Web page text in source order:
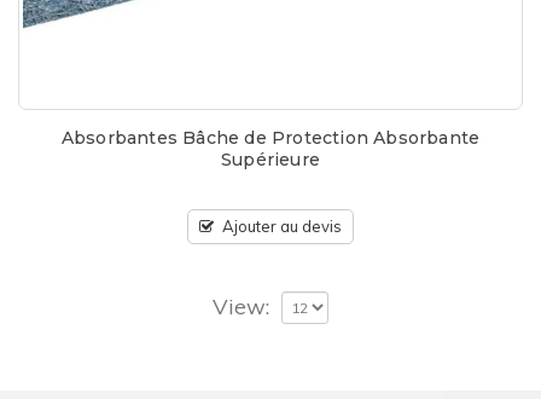
Absorbantes Bâche de Protection Absorbante
Supérieure
Ajouter au devis
View: